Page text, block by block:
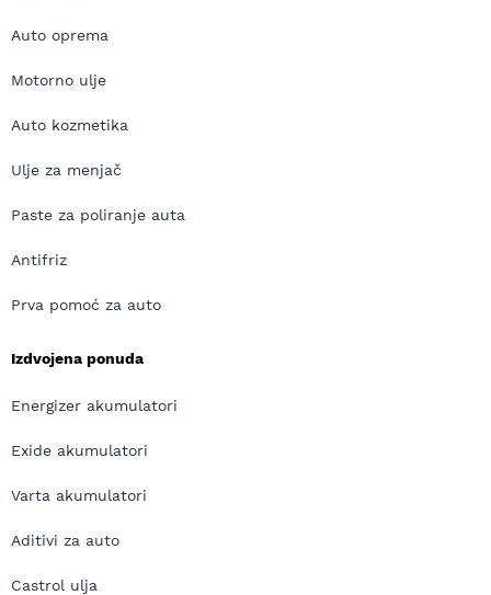
Auto oprema
Motorno ulje
Auto kozmetika
Ulje za menjač
Paste za poliranje auta
Antifriz
Prva pomoć za auto
Izdvojena ponuda
Energizer akumulatori
Exide akumulatori
Varta akumulatori
Aditivi za auto
Castrol ulja